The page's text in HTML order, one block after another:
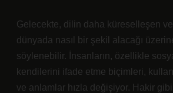
Gelecekte, dilin daha küreselleşen
dünyada nasıl bir şekil alacağı
söylenebilir. İnsanların, özellikle
kendilerini ifade etme biçimleri,
ve anlamlar hızla değişiyor. Hakir